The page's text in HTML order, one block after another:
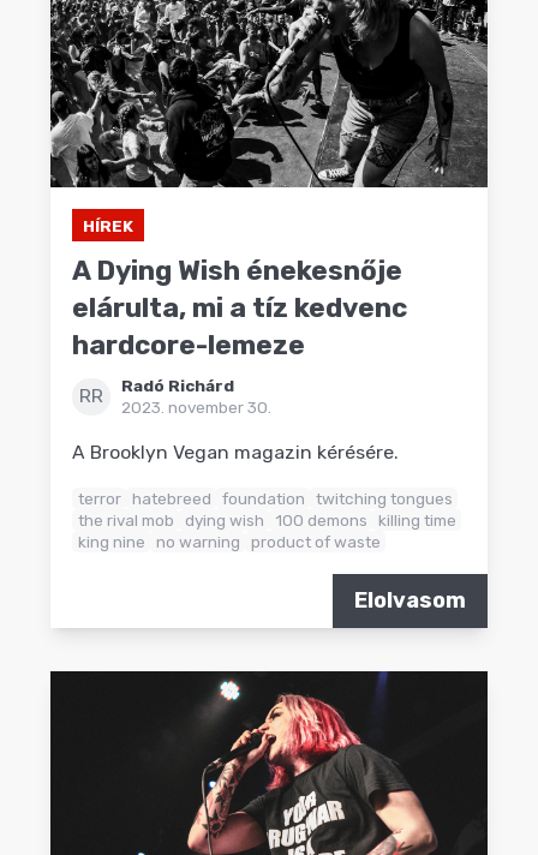
HÍREK
A Dying Wish énekesnője
elárulta, mi a tíz kedvenc
hardcore-lemeze
RR
Radó Richárd
2023. november 30.
A Brooklyn Vegan magazin kérésére.
terror hatebreed foundation
twitching tongues
the rival mob
dying wish 100 demons
killing time
king nine
no warning product of waste
Elolvasom